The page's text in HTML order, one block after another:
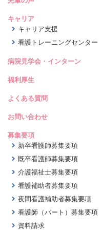
キャリア
キャリア支援
看護トレーニングセンター
病院見学会・インターン
福利厚生
よくある質問
お問い合わせ
募集要項
新卒看護師募集要項
既卒看護師募集要項
介護福祉士募集要項
看護補助者募集要項
夜間看護補助者募集要項
看護師（パート）募集要項
資料請求